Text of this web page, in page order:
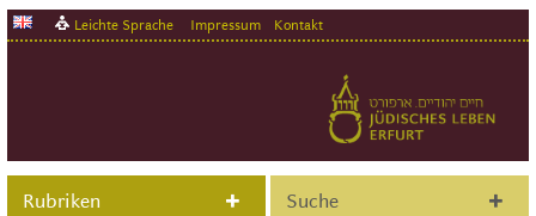
Leichte Sprache Impressum Kontakt
Rubriken Suche